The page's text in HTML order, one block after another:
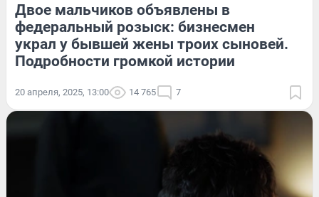
Двое мальчиков объявлены в
федеральный розыск: бизнесмен
украл у бывшей жены троих сыновей.
Подробности громкой истории
20 апреля, 2025, 13:00 14 765 7